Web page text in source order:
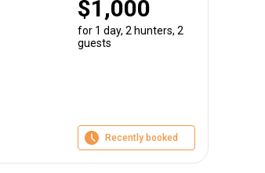
$1,000
for 1 day, 2 hunters, 2
guests
Recently booked